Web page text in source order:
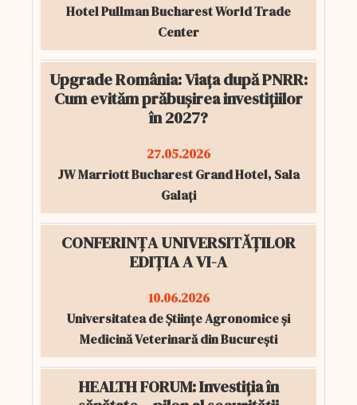
Hotel Pullman Bucharest World Trade
Center
Upgrade România: Viața după PNRR:
Cum evităm prăbușirea investițiilor
în 2027?
27.05.2026
JW Marriott Bucharest Grand Hotel, Sala
Galați
CONFERINȚA UNIVERSITĂȚILOR
EDIȚIA A VI-A
10.06.2026
Universitatea de Științe Agronomice și
Medicină Veterinară din București
HEALTH FORUM: Investiția în